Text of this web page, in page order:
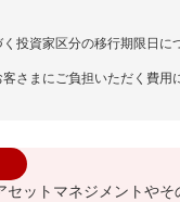
投資家区分の移行期限日に
さまにご負担いただく費用
セットマネジメントや